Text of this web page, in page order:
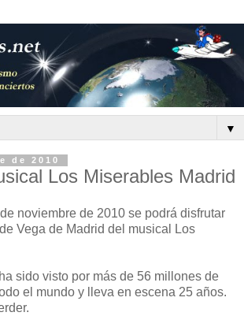
▼
de 2010
Los Miserables Madrid
noviembre de 2010 se podrá disfrutar
Vega de Madrid del musical Los
sido visto por más de 56 millones de
el mundo y lleva en escena 25 años.